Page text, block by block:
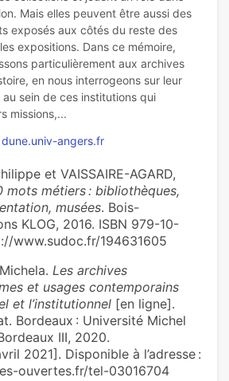
Mais elles peuvent être aussi des
exposés aux côtés du reste des
expositions. Dans ce mémoire,
particulièrement aux archives
en nous interrogeons sur leur
sein de ces institutions qui
angers.fr
et VAISSAIRE-AGARD,
mots métiers : bibliothèques,
musées. Bois-
KLOG, 2016. ISBN 979-10-
www.sudoc.fr/194631605
Les archives
et usages contemporains
et l’institutionnel [en ligne].
Bordeaux : Université Michel
III, 2020.
2021]. Disponible à l’adresse :
ouvertes.fr/tel-03016704